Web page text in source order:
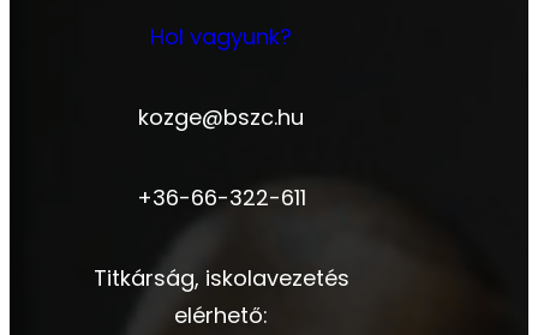
Hol vagyunk?
kozge@bszc.hu
+36-66-322-611
Titkárság, iskolavezetés
elérhető: